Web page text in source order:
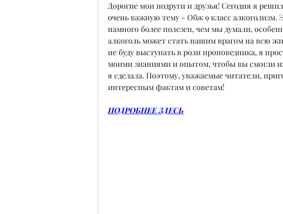
Дорогие мои подруги и друзья! Сегодня я
очень важную тему - Обж 9 класс алкоголизм.
намного более полезен, чем мы думали,
алкоголь может стать нашим врагом на всю
не буду выступать в роли проповедника, я
моими знаниями и опытом, чтобы вы смогли
я сделала. Поэтому, уважаемые читатели,
интересным фактам и советам!
ПОДРОБНЕЕ ЗДЕСЬ